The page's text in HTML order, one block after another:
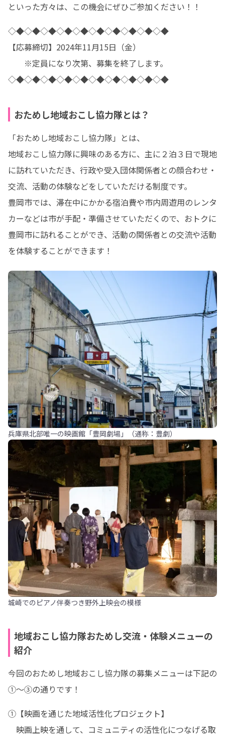
といった方々は、この機会にぜひご参加ください！！
◇◆◇◆◇◆◇◆◇◆◇◆◇◆◇◆◇◆◇◆
【応募締切】2024年11月15日（金）
※定員になり次第、募集を終了します。
◇◆◇◆◇◆◇◆◇◆◇◆◇◆◇◆◇◆◇◆
おためし地域おこし協力隊とは？
「おためし地域おこし協力隊」とは、
地域おこし協力隊に興味のある方に、主に２泊３日で現地
に訪れていただき、行政や受入団体関係者との顔合わせ・
交流、活動の体験などをしていただける制度です。
豊岡市では、滞在中にかかる宿泊費や市内周遊用のレンタ
カーなどは市が手配・準備させていただくので、おトクに
豊岡市に訪れることができ、活動の関係者との交流や活動
を体験することができます！
兵庫県北部唯一の映画館「豊岡劇場」（通称：豊劇）
城崎でのピアノ伴奏つき野外上映会の模様
地域おこし協力隊おためし交流・体験メニューの
紹介
今回のおためし地域おこし協力隊の募集メニューは下記の
①〜③の通りです！
①【映画を通じた地域活性化プロジェクト】
映画上映を通して、コミュニティの活性化につなげる取